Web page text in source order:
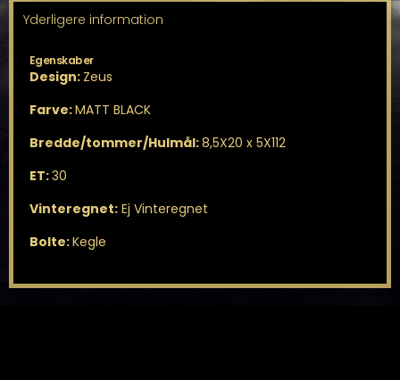
Yderligere information
Egenskaber
Design: Zeus
Farve:MATT BLACK
Bredde/tommer/Hulmål:8,5X20 x 5X112
ET:30
Vinteregnet:Ej Vinteregnet
Bolte:Kegle